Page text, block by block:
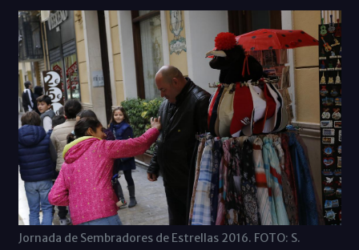
Jornada de Sembradores de Estrellas 2016. FOTO: S.